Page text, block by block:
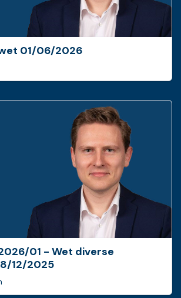
01/06/2026
01 - Wet diverse
12/2025